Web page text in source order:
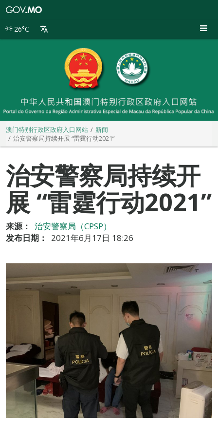
别
26°C
澳门特别行政区政府入口网站
新闻
治安警察局持续开展 “雷霆行动2021”
治安警察局持续开
展 “雷霆行动2021”
来源：
治安警察局（CPSP）
发布日期：
2021年6月17日 18:26